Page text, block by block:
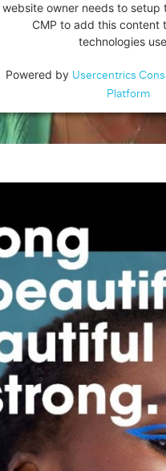
website owner needs to setup
CMP to add this content
technologies
Powered by Usercentrics
Platform